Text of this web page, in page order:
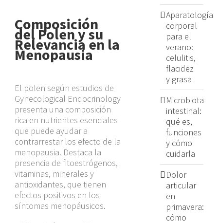
Composición
del Polen y su
Relevancia en la
Menopausia
El polen según estudios de
Gynecological Endocrinology
presenta una composición
rica en nutrientes esenciales
que puede ayudar a
contrarrestar los efecto de la
menopausia. Destaca la
presencia de fitoestrógenos,
vitaminas, minerales y
antioxidantes, que tienen
efectos positivos en los
síntomas menopáusicos.
Aparatología
corporal
para el
verano:
celulitis,
flacidez
y grasa
Microbiota
intestinal:
qué es,
funciones
y cómo
cuidarla
Dolor
articular
en
primavera:
cómo